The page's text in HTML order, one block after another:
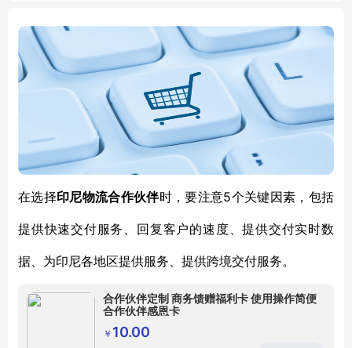
在选择印尼物流合作伙伴时，要注意5个关键因素 ，包括
提供快速交付服务、回复客户的速度、提供交付实时数
据、为印尼各地区提供服务、提供跨境交付服务。
合作伙伴定制 商务馈赠福利卡 使用操作简便
合作伙伴感恩卡
￥ 10.00